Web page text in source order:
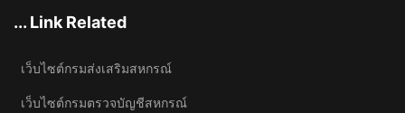
... Link Related
เว็บไซต์กรมส่งเสริมสหกรณ์
เว็บไซต์กรมตรวจบัญชีสหกรณ์